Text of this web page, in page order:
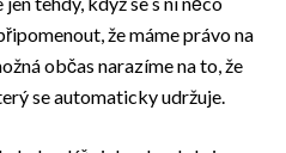
že máme právo na
občas narazíme na to, že
se automaticky udržuje.